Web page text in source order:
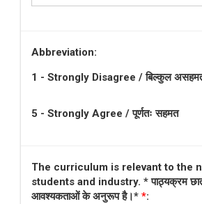
Abbreviation:
1 - Strongly Disagree / बिल्कुल
5 - Strongly Agree / पूर्णतः सहमत
The curriculum is relevant to the
students and industry. * पाठ्यक्रम
आवश्यकताओं के अनुरूप है।* *: